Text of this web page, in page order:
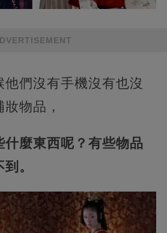
們沒有手機沒有也沒
物品，
什麼東西呢？有些物品
。